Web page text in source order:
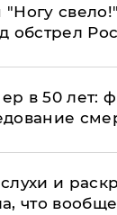
обстрел
в 50 лет:
и
что вообще